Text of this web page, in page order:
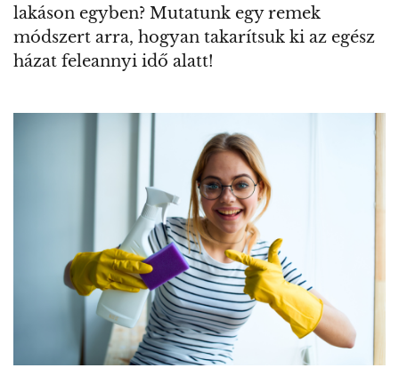
lakáson egyben? Mutatunk egy remek
módszert arra, hogyan takarítsuk ki az egész
házat feleannyi idő alatt!